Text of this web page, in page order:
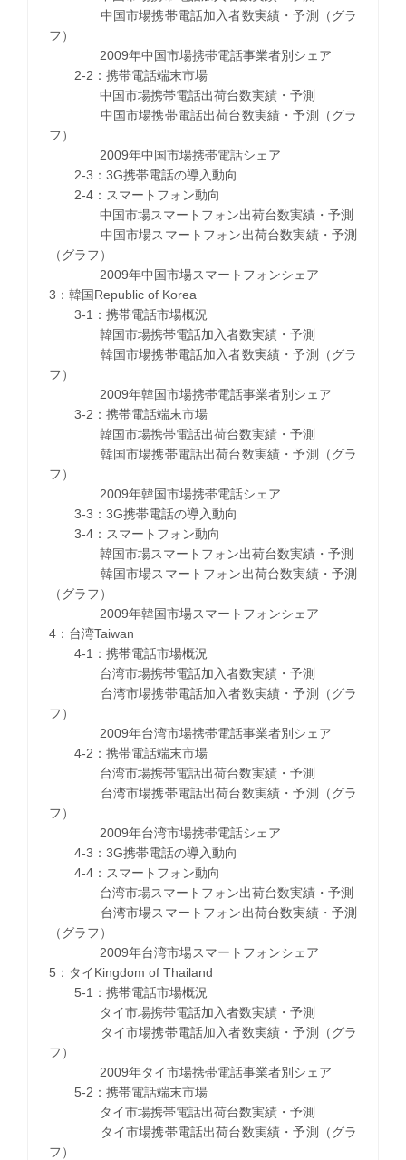
中国市場携帯電話加入者数実績・予測（グラ
フ）
2009年中国市場携帯電話事業者別シェア
2-2：携帯電話端末市場
中国市場携帯電話出荷台数実績・予測
中国市場携帯電話出荷台数実績・予測（グラ
フ）
2009年中国市場携帯電話シェア
2-3：3G携帯電話の導入動向
2-4：スマートフォン動向
中国市場スマートフォン出荷台数実績・予測
中国市場スマートフォン出荷台数実績・予測
（グラフ）
2009年中国市場スマートフォンシェア
3：韓国Republic of Korea
3-1：携帯電話市場概況
韓国市場携帯電話加入者数実績・予測
韓国市場携帯電話加入者数実績・予測（グラ
フ）
2009年韓国市場携帯電話事業者別シェア
3-2：携帯電話端末市場
韓国市場携帯電話出荷台数実績・予測
韓国市場携帯電話出荷台数実績・予測（グラ
フ）
2009年韓国市場携帯電話シェア
3-3：3G携帯電話の導入動向
3-4：スマートフォン動向
韓国市場スマートフォン出荷台数実績・予測
韓国市場スマートフォン出荷台数実績・予測
（グラフ）
2009年韓国市場スマートフォンシェア
4：台湾Taiwan
4-1：携帯電話市場概況
台湾市場携帯電話加入者数実績・予測
台湾市場携帯電話加入者数実績・予測（グラ
フ）
2009年台湾市場携帯電話事業者別シェア
4-2：携帯電話端末市場
台湾市場携帯電話出荷台数実績・予測
台湾市場携帯電話出荷台数実績・予測（グラ
フ）
2009年台湾市場携帯電話シェア
4-3：3G携帯電話の導入動向
4-4：スマートフォン動向
台湾市場スマートフォン出荷台数実績・予測
台湾市場スマートフォン出荷台数実績・予測
（グラフ）
2009年台湾市場スマートフォンシェア
5：タイKingdom of Thailand
5-1：携帯電話市場概況
タイ市場携帯電話加入者数実績・予測
タイ市場携帯電話加入者数実績・予測（グラ
フ）
2009年タイ市場携帯電話事業者別シェア
5-2：携帯電話端末市場
タイ市場携帯電話出荷台数実績・予測
タイ市場携帯電話出荷台数実績・予測（グラ
フ）